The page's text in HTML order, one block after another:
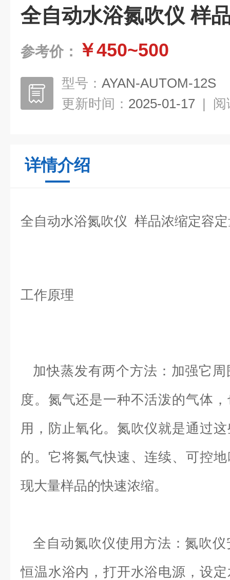
全自动水浴氮吹仪 样
参考价： ￥450~500
型号： AYAN-AUTOM-12S
更新时间： 2025-01-17 | 阅
详情介绍
全自动水浴氮吹仪 样品浓缩定容
工作原理
加快蒸发有两个方法：加强它
度。氮气还是一种不活泼的气体
用，防止氧化。氮吹仪就是通过
的。它将氮气快速、连续、可控
现大量样品的快速浓缩。
全自动氮吹仪使用方法：氮吹
恒温水浴内，打开水浴电源，设